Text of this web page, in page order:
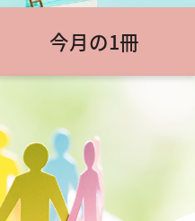
今月の1冊